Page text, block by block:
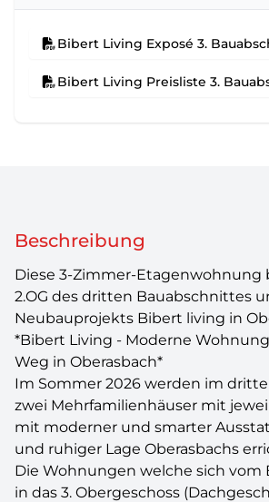
Bibert Living Exposé 3.
Bibert Living Preisliste 3.
Beschreibung
Diese 3-Zimmer-Etagenwohnung
2.OG des dritten Bauabschnittes
Neubauprojekts Bibert living in
*Bibert Living - Moderne
Weg in Oberasbach*
Im Sommer 2026 werden im
zwei Mehrfamilienhäuser mit
mit moderner und smarter
und ruhiger Lage Oberasbachs
Die Wohnungen welche sich vom
in das 3. Obergeschoss